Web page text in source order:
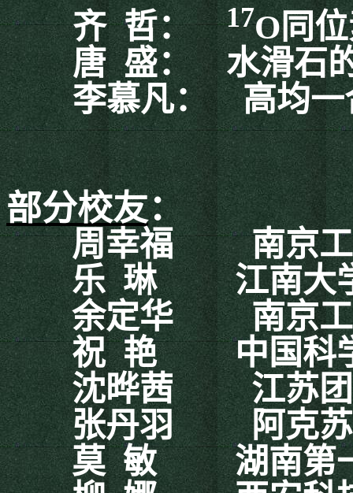
齐 哲： 17O同
唐 盛：
水滑石
李慕凡：
高均
部分校友：
周幸福
南京
乐 琳
江南大
余定华
南京
祝 艳
中国科
沈晔茜
江苏
张丹羽
阿克
莫 敏
湖南第